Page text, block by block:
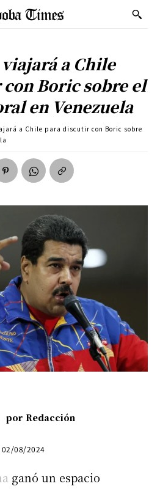
a Chile
Boric sobre el
en Venezuela
a Chile para discutir con Boric sobre
por Redacción
02/08/2024
ganó un espacio